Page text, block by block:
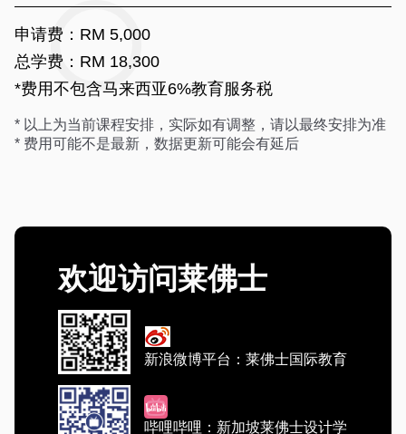
申请费：RM 5,000
总学费：RM 18,300
*费用不包含马来西亚6%教育服务税
* 以上为当前课程安排，实际如有调整，请以最终安排为准
* 费用可能不是最新，数据更新可能会有延后
欢迎访问莱佛士
新浪微博平台：莱佛士国际教育
哔哩哔哩：新加坡莱佛士设计学